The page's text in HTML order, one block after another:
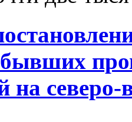
на северо-